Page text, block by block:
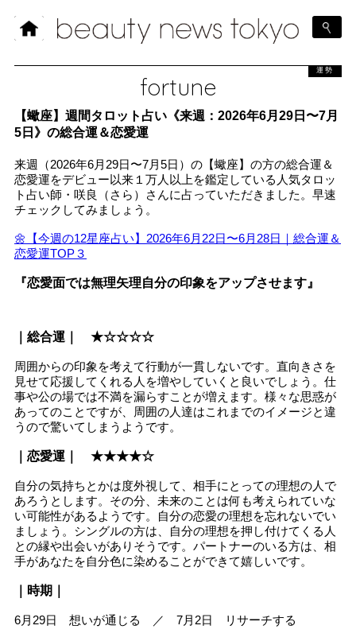
fortune
運勢
【蠍座】週間タロット占い《来週：2026年6月29日〜7月
5日》の総合運＆恋愛運
来週（2026年6月29日〜7月5日）の【蠍座】の方の総合運＆
恋愛運をデビュー以来１万人以上を鑑定している人気タロッ
ト占い師・咲良（さら）さんに占っていただきました。早速
チェックしてみましょう。
🌼【今週の12星座占い】2026年6月22日〜6月28日｜総合運＆
恋愛運TOP３
『恋愛面では無理矢理自分の印象をアップさせます』
｜総合運｜ ★☆☆☆☆
周囲からの印象を考えて行動が一貫しないです。直向きさを
見せて応援してくれる人を増やしていくと良いでしょう。仕
事や公の場では不満を漏らすことが増えます。様々な思惑が
あってのことですが、周囲の人達はこれまでのイメージと違
うので驚いてしまうようです。
｜恋愛運｜ ★★★★☆
自分の気持ちとかは度外視して、相手にとっての理想の人で
あろうとします。その分、未来のことは何も考えられていな
い可能性があるようです。自分の恋愛の理想を忘れないでい
ましょう。シングルの方は、自分の理想を押し付けてくる人
との縁や出会いがありそうです。パートナーのいる方は、相
手があなたを自分色に染めることができて嬉しいです。
｜時期｜
6月29日 想いが通じる ／ 7月2日 リサーチする